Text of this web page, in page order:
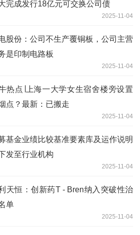
完成发行18亿元可交换公司债
2025-11-04
股份：公司不生产覆铜板，公司主营
是印制电路板
2025-11-04
热点∣上海一大学女生宿舍楼旁设置
点？最新：已搬走
2025-11-04
基金业绩比较基准要素库及运作说明
发至行业机构
2025-11-04
天恒：创新药T - Bren纳入突破性治
单
2025-11-04